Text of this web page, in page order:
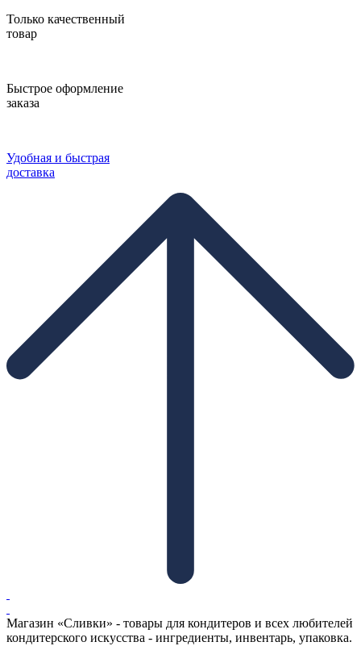
Только качественный
товар
Быстрое оформление
заказа
Удобная и быстрая
доставка
Магазин «Сливки» - товары для кондитеров и всех любителей
кондитерского искусства - ингредиенты, инвентарь, упаковка.